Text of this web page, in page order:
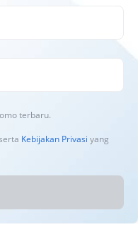
terbaru.
Kebijakan Privasi yang